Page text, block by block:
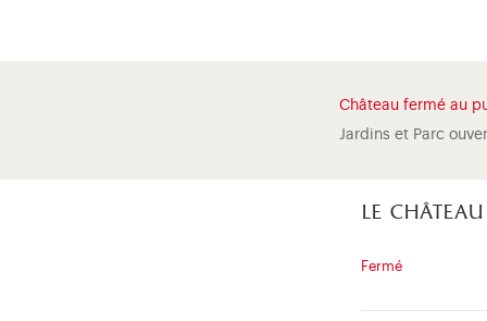
Château fermé au
Jardins et Parc
le château
Fermé